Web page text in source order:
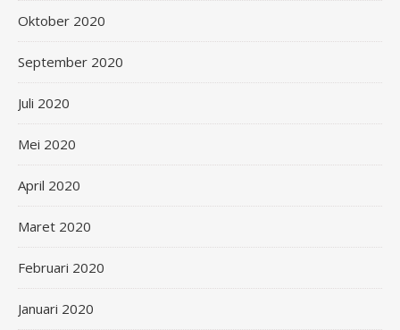
Oktober 2020
September 2020
Juli 2020
Mei 2020
April 2020
Maret 2020
Februari 2020
Januari 2020